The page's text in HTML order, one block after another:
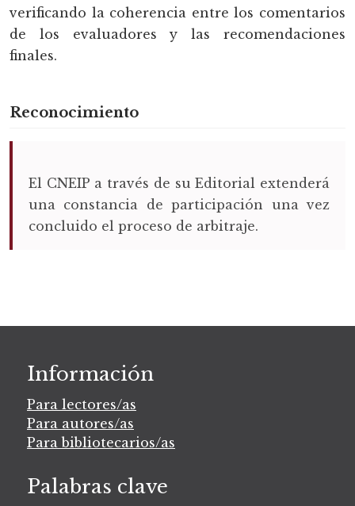
verificando la coherencia entre los comentarios
de los evaluadores y las recomendaciones
finales.
Reconocimiento
El CNEIP a través de su Editorial extenderá
una constancia de participación una vez
concluido el proceso de arbitraje.
Información
Para lectores/as
Para autores/as
Para bibliotecarios/as
Palabras clave